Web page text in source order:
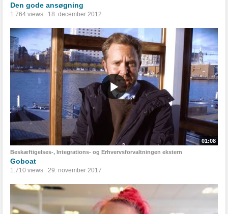
Den gode ansøgning
1.764 views 18. december 2012
01:08
Beskæftigelses-, Integrations- og Erhvervsforvaltningen ekstern
Goboat
1.710 views 29. november 2017